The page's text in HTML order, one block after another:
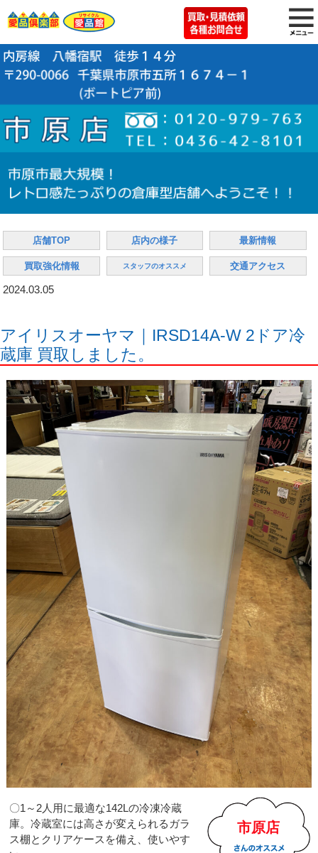
店舗TOP 店内の様子 最新情報
買取強化情報 スタッフのオススメ 交通アクセス
2024.03.05
アイリスオーヤマ｜IRSD14A-W 2ドア冷
蔵庫 買取しました。
市原店
〇1～2人用に最適な142Lの冷凍冷蔵
庫。冷蔵室には高さが変えられるガラ
ス棚とクリアケースを備え、使いやす